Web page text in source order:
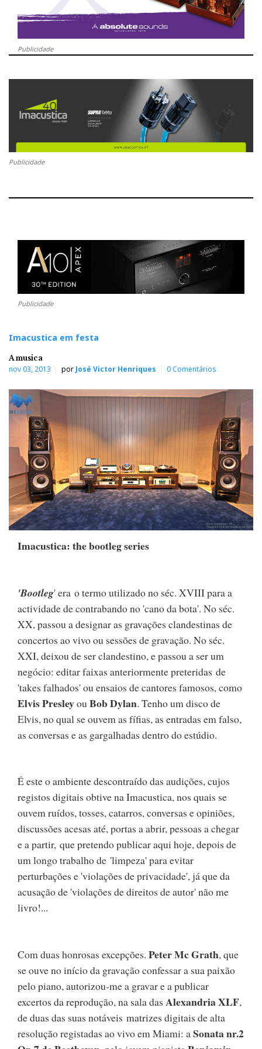
Publicidade
Publicidade
Publicidade
Imacustica em festa
A musica
nov 03, 2013 por José Victor Henriques 0 Comentários
Imacustica: the bootleg series
'Bootleg' era o termo utilizado no séc. XVIII para a
actividade de contrabando no 'cano da bota'. No séc.
XX, passou a designar as gravações clandestinas de
concertos ao vivo ou sessões de gravação. No séc.
XXI, deixou de ser clandestino, e passou a ser um
negócio: editar faixas anteriormente preteridas de
'takes falhados' ou ensaios de cantores famosos, como
Elvis Presleyou Bob Dylan. Tenho um disco de
Elvis, no qual se ouvem as fífias, as entradas em falso,
as conversas e as gargalhadas dentro do estúdio.
É este o ambiente descontraído das audições, cujos
registos digitais obtive na Imacustica, nos quais se
ouvem ruídos, tosses, catarros, conversas e opiniões,
discussões acesas até, portas a abrir, pessoas a chegar
e a partir, que pretendo publicar aqui hoje, depois de
um longo trabalho de 'limpeza' para evitar
perturbações e 'violações de privacidade', já que da
acusação de 'violações de direitos de autor' não me
livro!...
Com duas honrosas excepções. Peter Mc Grath, que
se ouve no início da gravação confessar a sua paixão
pelo piano, autorizou-me a gravar e a publicar
excertos da reprodução, na sala das Alexandria XLF,
de duas das suas notáveis matrizes digitais de alta
resolução registadas ao vivo em Miami: aSonata nr.2